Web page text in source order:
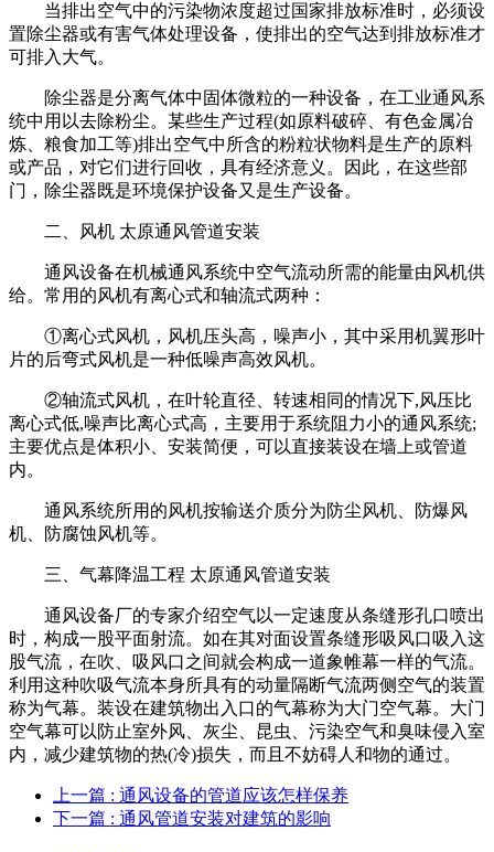
当排出空气中的污染物浓度超过国家排放标准时，必须设
置除尘器或有害气体处理设备，使排出的空气达到排放标准才
可排入大气。
除尘器是分离气体中固体微粒的一种设备，在工业通风系
统中用以去除粉尘。某些生产过程(如原料破碎、有色金属冶
炼、粮食加工等)排出空气中所含的粉粒状物料是生产的原料
或产品，对它们进行回收，具有经济意义。因此，在这些部
门，除尘器既是环境保护设备又是生产设备。
二、风机 太原通风管道安装
通风设备在机械通风系统中空气流动所需的能量由风机供
给。常用的风机有离心式和轴流式两种：
①离心式风机，风机压头高，噪声小，其中采用机翼形叶
片的后弯式风机是一种低噪声高效风机。
②轴流式风机，在叶轮直径、转速相同的情况下,风压比
离心式低,噪声比离心式高，主要用于系统阻力小的通风系统;
主要优点是体积小、安装简便，可以直接装设在墙上或管道
内。
通风系统所用的风机按输送介质分为防尘风机、防爆风
机、防腐蚀风机等。
三、气幕降温工程 太原通风管道安装
通风设备厂的专家介绍空气以一定速度从条缝形孔口喷出
时，构成一股平面射流。如在其对面设置条缝形吸风口吸入这
股气流，在吹、吸风口之间就会构成一道象帷幕一样的气流。
利用这种吹吸气流本身所具有的动量隔断气流两侧空气的装置
称为气幕。装设在建筑物出入口的气幕称为大门空气幕。大门
空气幕可以防止室外风、灰尘、昆虫、污染空气和臭味侵入室
内，减少建筑物的热(冷)损失，而且不妨碍人和物的通过。
上一篇 : 通风设备的管道应该怎样保养
下一篇 : 通风管道安装对建筑的影响